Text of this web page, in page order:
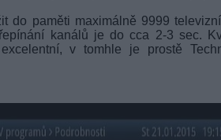
do paměti maximálně 9999
kanálů je do cca 2-3 sec.
v tomhle je prostě